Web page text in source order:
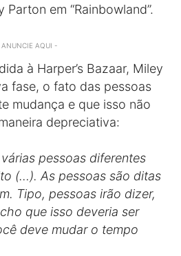
em “Rainbowland”.
AQUI -
à Harper’s Bazaar, Miley
fase, o fato das pessoas
mudança e que isso não
depreciativa:
pessoas diferentes
(…). As pessoas são ditas
Tipo, pessoas irão dizer,
que isso deveria ser
deve mudar o tempo